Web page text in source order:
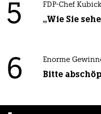
5 FDP-Chef
„Wie Sie
6 Enorme
Bitte